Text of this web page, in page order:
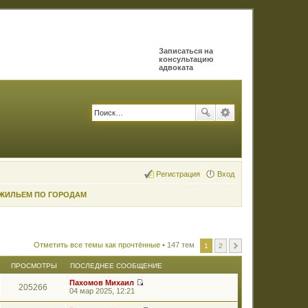
Записаться на
консультацию
адвоката
Вход
Регистрация
ПО ГОРОДАМ
Отметить все темы как прочтённые • 147 тем 1 2
ПРОСМОТРЫ ПОСЛЕДНЕЕ СООБЩЕНИЕ
205266
Пахомов Михаил
р
04 мар 2025, 12:21